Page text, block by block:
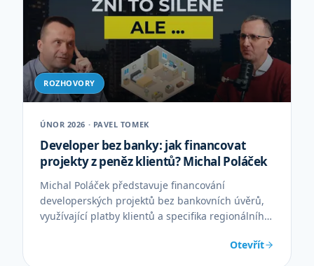
ROZHOVORY
ÚNOR 2026 · PAVEL TOMEK
Developer bez banky: jak financovat
projekty z peněz klientů? Michal Poláček
Michal Poláček představuje financování
developerských projektů bez bankovních úvěrů,
využívající platby klientů a specifika regionálního
Otevřít